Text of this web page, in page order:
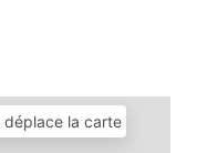
déplace la carte